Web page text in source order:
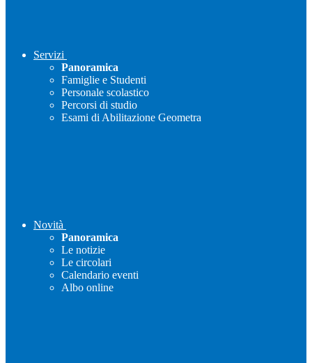
Servizi
Panoramica
Famiglie e Studenti
Personale scolastico
Percorsi di studio
Esami di Abilitazione Geometra
Novità
Panoramica
Le notizie
Le circolari
Calendario eventi
Albo online